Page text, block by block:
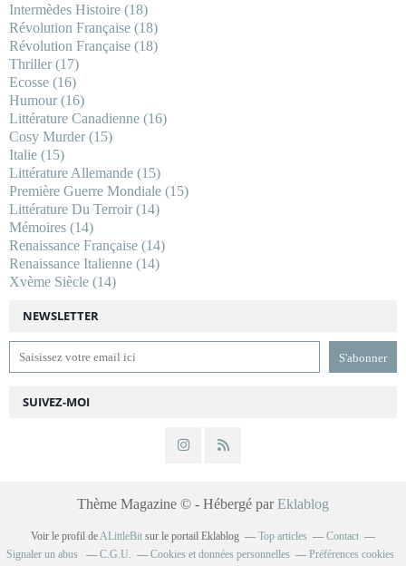
NEWSLETTER
SUIVEZ-MOI
Intermèdes Histoire (18)
Révolution Française (18)
Révolution Française (18)
Thriller(17)
Ecosse (16)
Humour(16)
Littérature Canadienne (16)
Cosy Murder(15)
Italie (15)
Littérature Allemande (15)
Première Guerre Mondiale (15)
Littérature Du Terroir(14)
Mémoires (14)
Renaissance Française (14)
Renaissance Italienne (14)
Xvème Siècle (14)
Thème Magazine © - Hébergé parEklablog
Voir le profil de ALittleBit sur le portail Eklablog Top articles
Contact
Signaler un abus
C.G.U. Cookies et données personnelles Préférences cookies